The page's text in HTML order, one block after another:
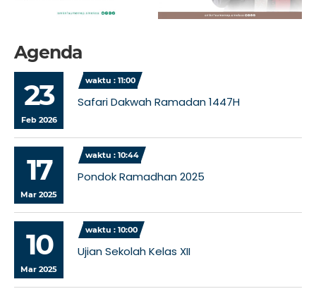
Agenda
23
Feb 2026
waktu : 11:00
Safari Dakwah Ramadan 1447H
17
Mar 2025
waktu : 10:44
Pondok Ramadhan 2025
10
Mar 2025
waktu : 10:00
Ujian Sekolah Kelas XII